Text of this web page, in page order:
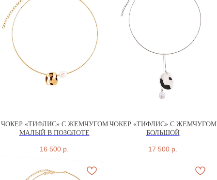
ЧОКЕР «ТИФЛИС» С ЖЕМЧУГОМ
МАЛЫЙ В ПОЗОЛОТЕ
16 500 р.
ЧОКЕР «ТИФЛИС» С ЖЕМЧУГОМ
БОЛЬШОЙ
17 500 р.